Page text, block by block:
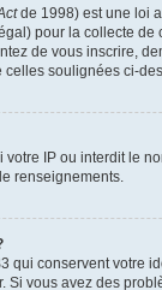
de 1998) est une loi
pour la collecte
de vous inscrire,
soulignées ci-
IP ou interdit le
renseignements.
qui conservent votre
Si vous avez des